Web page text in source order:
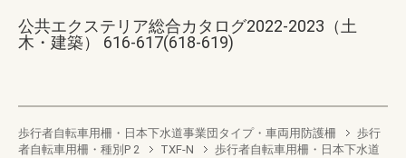
公共エクステリア総合カタログ2022-2023（土
木・建築） 616-617(618-619)
歩行者自転車用柵・日本下水道事業団タイプ・車両用防護柵
歩行
者自転車用柵・種別P 2
TXF-N
歩行者自転車用柵・日本下水道